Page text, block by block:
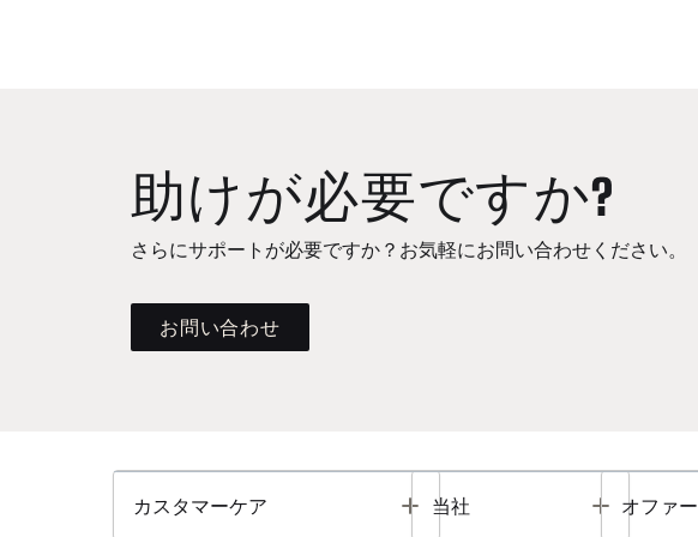
助けが必要ですか?
さらにサポートが必要ですか？お気軽にお問い合わせください。
お問い合わせ
カスタマーケア Toggle
当社 Toggle
オファー